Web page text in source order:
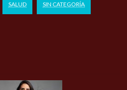
SALUD SIN CATEGORÍA